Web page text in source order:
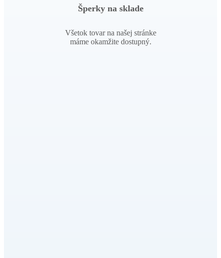
Šperky na sklade
Všetok tovar na našej stránke
máme okamžite dostupný.